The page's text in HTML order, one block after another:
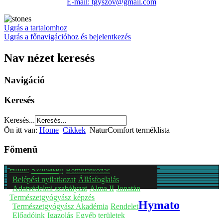
Ugrás a tartalomhoz
Ugrás a főnavigációhoz és bejelentkezés
Nav nézet keresés
Navigáció
Keresés
Keresés...
Ön itt van: Home Cikkek NaturComfort terméklista
Főmenü
Home Szövetség Bemutatkozás
Belépési nyilatkozat Állásfoglalás
Adatvédelmi szabályzat Alma II Jonatán
Természetgyógyász képzés
Természetgyógyász Akadémia Rendelet
Előadóink Igazolás Egyéb területek
Hymato